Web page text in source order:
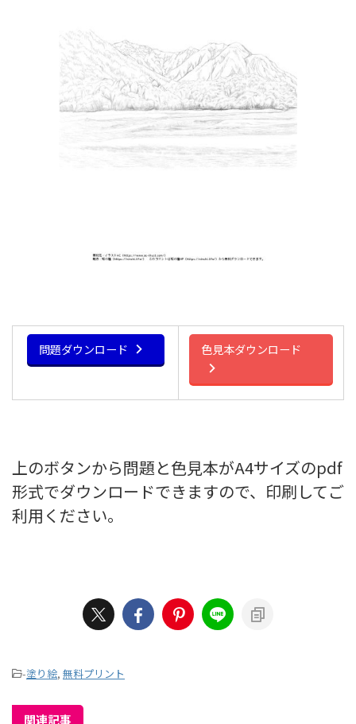
問題ダウンロード 色見本ダウンロード
上のボタンから問題と色見本がA4サイズのpdf
形式でダウンロードできますので、印刷してご
利用ください。
-塗り絵, 無料プリント
関連記事